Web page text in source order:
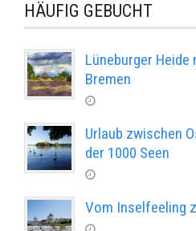
HÄUFIG GEBUCHT
Lüneburger Heide
Bremen
Urlaub zwischen
der 1000 Seen
Vom Inselfeeling